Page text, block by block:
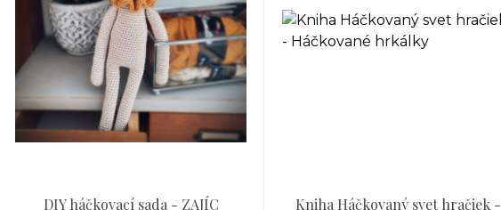
DIY háčkovací sada - ZAJÍC
Kniha Háčkovaný svet hračiek -